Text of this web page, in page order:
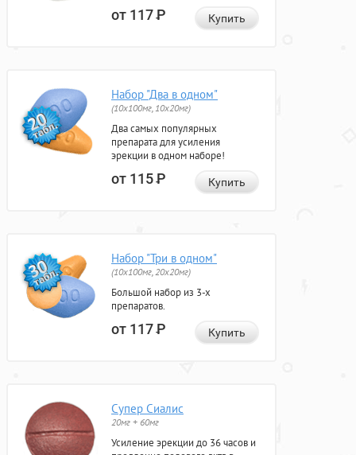
от 117Р Купить
Набор "Два в одном"
(10x100мг, 10x20мг)
Два самых популярных
препарата для усиления
эрекции в одном наборе!
от 115Р Купить
Набор "Три в одном"
(10x100мг, 20x20мг)
Большой набор из 3-х
препаратов.
от 117Р Купить
Супер Сиалис
20мг + 60мг
Усиление эрекции до 36 часов и